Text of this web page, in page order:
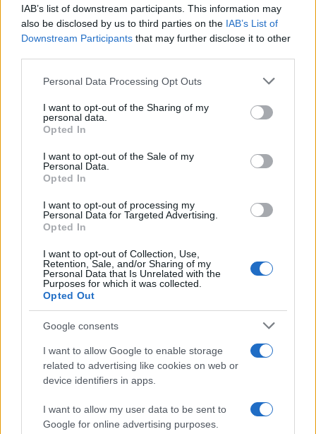
IAB’s list of downstream participants. This information may
also be disclosed by us to third parties on the IAB’s List of
Downstream Participants that may further disclose it to other
Please note that this website/app uses one or more Google
not limited to your visit or usage behaviour. You may click to
grant or deny consent to Google and its third-party tags to
use your data for below specified purposes in below Google
consent section.
Personal Data Processing Opt Outs
I want to opt-out of the Sharing of my
personal data.
Opted In
I want to opt-out of the Sale of my
Personal Data.
Opted In
I want to opt-out of processing my
Personal Data for Targeted Advertising.
Opted In
I want to opt-out of Collection, Use,
Retention, Sale, and/or Sharing of my
Personal Data that Is Unrelated with the
Purposes for which it was collected.
Opted Out
Google consents
I want to allow Google to enable storage
related to advertising like cookies on web or
device identifiers in apps.
I want to allow my user data to be sent to
Google for online advertising purposes.
Share:
ενημερωθείτε πρώτοι για όλη την ειδησεογραφία και τα
τελευταία νέατης ημέρας
Πιο δημοφιλή
Έφυγαν οι συνεργάτες, μένει η Μαρία
Καρυστιανού - Η επόμενη μέρα για την
«Ελπίδα για τη Δημοκρατία»
ξαναδώ;» – Τα πρώτα λόγια του 22χρονου
που έπεσε σε κανάλι με καυτό νερό
Βαλεντίνη Παπαδάκη για Κώστα Σόμμερ:
«Ανησυχώ μήπως ξεχνάει πόσο πολύ τον
Η βαθμολογία της UEFA μετά την ισοπαλία
του Παναθηναϊκού με την ΤΣΣΚΑ 1948
Μυστράς: «Για ψυχολογικούς λόγους»
κρατούσε τον νεκρό πατέρα του στον
καταψύκτη – Δεν ήταν οικονομικό το
κίνητρο σύμφωνα με τον δικηγόρο του